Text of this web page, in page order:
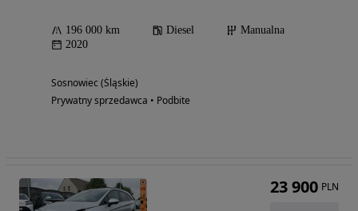
196 000 km Diesel
Manualna
2020
Sosnowiec (Śląskie)
Prywatny sprzedawca • Podbite
23 900 PLN